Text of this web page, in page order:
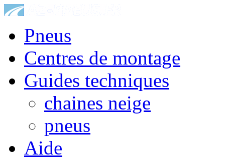
Pneus
Centres de montage
Guides techniques
chaines neige
pneus
Aide